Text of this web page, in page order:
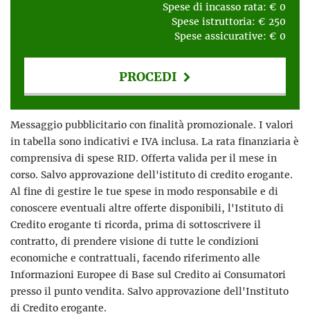
Spese di incasso rata: € 0
Spese istruttoria: € 250
Spese assicurative: € 0
PROCEDI
Contattaci
Messaggio pubblicitario con finalità promozionale. I valori
in tabella sono indicativi e IVA inclusa. La rata finanziaria è
comprensiva di spese RID. Offerta valida per il mese in
corso. Salvo approvazione dell'istituto di credito erogante.
Al fine di gestire le tue spese in modo responsabile e di
conoscere eventuali altre offerte disponibili, l'Istituto di
Credito erogante ti ricorda, prima di sottoscrivere il
contratto, di prendere visione di tutte le condizioni
economiche e contrattuali, facendo riferimento alle
Informazioni Europee di Base sul Credito ai Consumatori
presso il punto vendita. Salvo approvazione dell'Instituto
di Credito erogante.